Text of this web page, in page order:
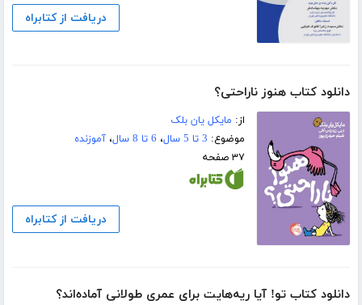
دریافت از کتابراه
دانلود کتاب هنوز ناراحتی؟
از: مایکل یان بلک
موضوع: 3 تا 5 سال ، 6 تا 8 سال ،آموزنده
۳۷ صفحه
دریافت از کتابراه
دانلود کتاب تو! آیا ریه‌هایت برای عمری طولانی آماده‌اند؟